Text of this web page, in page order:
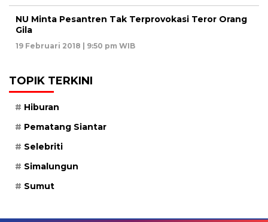
NU Minta Pesantren Tak Terprovokasi Teror Orang
Gila
19 Februari 2018 | 9:50 pm WIB
TOPIK TERKINI
Hiburan
Pematang Siantar
Selebriti
Simalungun
Sumut